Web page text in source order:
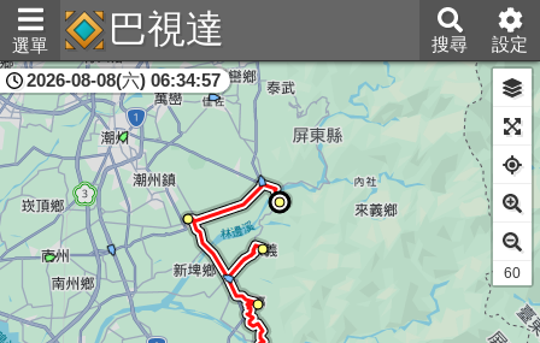
選單 巴視達 搜尋 設定
屏東縣
2026-08-08(六) 06:34:57
61